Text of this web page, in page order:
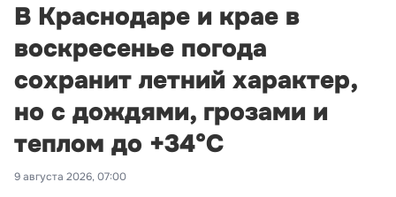
В Краснодаре и крае в
воскресенье погода
сохранит летний характер,
но с дождями, грозами и
теплом до +34°С
9 августа 2026, 07:00